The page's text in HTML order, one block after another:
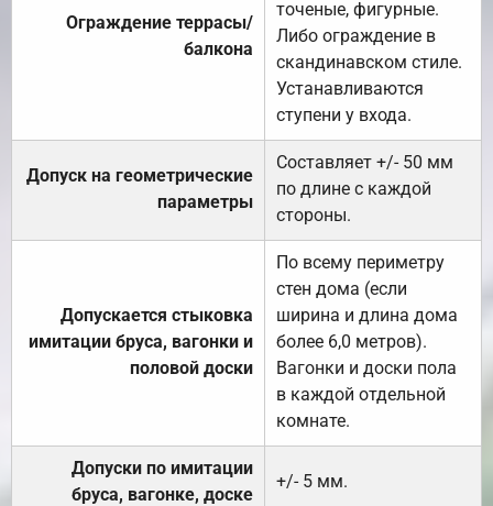
Ограждение террасы/
балкона
точеные, фигурные.
Либо ограждение в
скандинавском стиле.
Устанавливаются
ступени у входа.
Допуск на геометрические
параметры
Составляет +/- 50 мм
по длине с каждой
стороны.
Допускается стыковка
имитации бруса, вагонки и
половой доски
По всему периметру
стен дома (если
ширина и длина дома
более 6,0 метров).
Вагонки и доски пола
в каждой отдельной
комнате.
Допуски по имитации
бруса, вагонке, доске
+/- 5 мм.